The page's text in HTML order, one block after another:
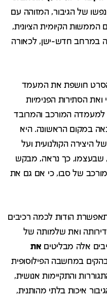
נפשו של הגיבור, המזוהה עם
הממשוּת הקיומית הציונית,
במרחב חדש-ישן, לכאורה
חושפת את המעמד
הסתירות הפנימיות
למעמדה המורכב והמרובד
במקום הראשונה. היא
היצירה הקולנועית ועל
שבעצמו, כך נראה, מבקש
של סבו, כי אם גם את
הודות לכמה רכיבים
ואת שלמותה של
אלה מבליטים את
במחשבה הפילוסופית
והתקיימות אנושית,
איכות בלתי מהותנית,